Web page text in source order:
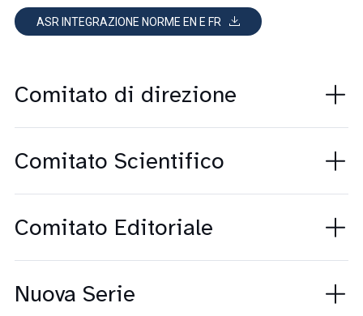
ASR INTEGRAZIONE NORME EN E FR
Comitato di direzione
Comitato Scientifico
Comitato Editoriale
Nuova Serie